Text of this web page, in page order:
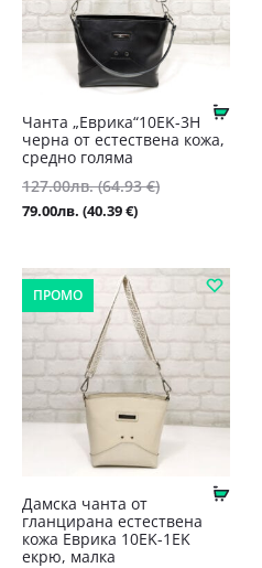
Купи
Чанта „Еврика“10EK-3H
черна от естествена кожа,
средно голяма
127.00лв. (64.93 €)Original
(64.93
€).
79.00лв. (40.39 €)Текущата
79.00лв.
(40.39
€).
ПРОМО
Купи
Дамска чанта от
гланцирана естествена
кожа Еврика 10EK-1EK
екрю, малка